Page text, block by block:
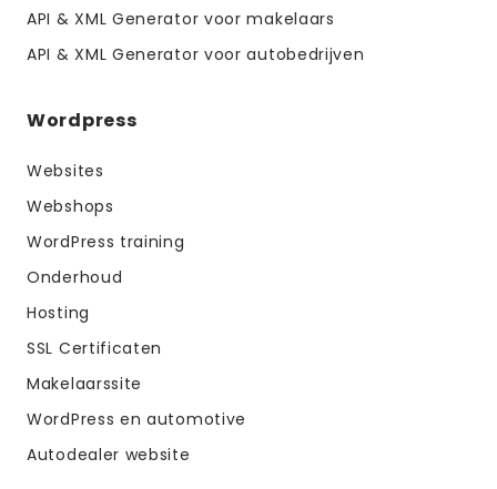
API & XML Generator voor makelaars
API & XML Generator voor autobedrijven
Wordpress
Websites
Webshops
WordPress training
Onderhoud
Hosting
SSL Certificaten
Makelaarssite
WordPress en automotive
Autodealer website